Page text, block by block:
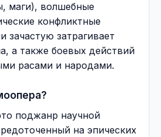
маги), волшебные
конфликтные
зачастую затрагивает
а также боевых действий
расами и народами.
поджанр научной
на эпических